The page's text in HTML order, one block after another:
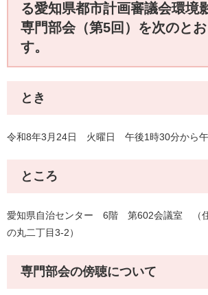
る愛知県都市計画審議会環境
専門部会（第5回）を次のと
す。
とき
令和8年3月24日 火曜日 午後1時30分から
ところ
愛知県自治センター 6階 第602会議室 （住
の丸二丁目3-2）
専門部会の傍聴について